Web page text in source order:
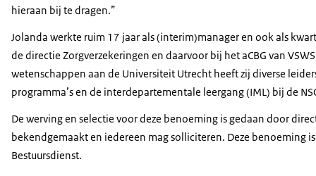
hieraan bij te dragen.”
Jolanda werkte ruim 17 jaar als (interim)manager en ook als
de directie Zorgverzekeringen en daarvoor bij het aCBG van
wetenschappen aan de Universiteit Utrecht heeft zij diverse
programma’s en de interdepartementale leergang (IML) bij de
De werving en selectie voor deze benoeming is gedaan door
bekendgemaakt en iedereen mag solliciteren. Deze benoeming
Bestuursdienst.